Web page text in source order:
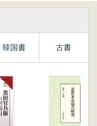
韓国書 古書